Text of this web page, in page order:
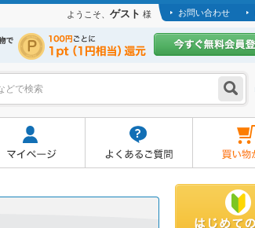
ようこそ、 ゲスト 様 お問い合わせ